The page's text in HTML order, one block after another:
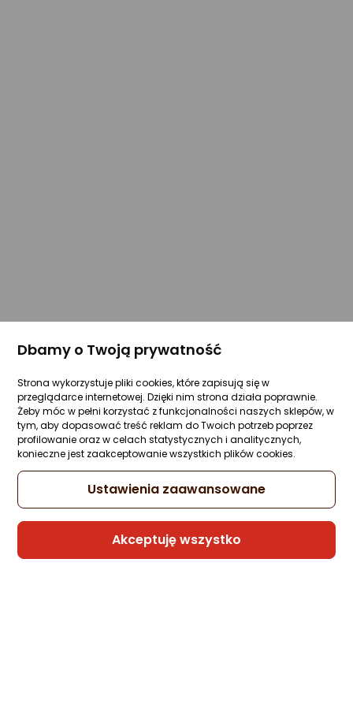
Dbamy o Twoją prywatność
Strona wykorzystuje pliki cookies, które zapisują się w
przeglądarce internetowej. Dzięki nim strona działa poprawnie.
Żeby móc w pełni korzystać z funkcjonalności naszych sklepów, w
tym, aby dopasować treść reklam do Twoich potrzeb poprzez
profilowanie oraz w celach statystycznych i analitycznych,
konieczne jest zaakceptowanie wszystkich plików cookies.
Ustawienia zaawansowane
Akceptuję wszystko